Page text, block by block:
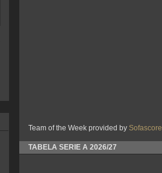
Team of the Week provided by Sofascore
TABELA SERIE A 2026/27